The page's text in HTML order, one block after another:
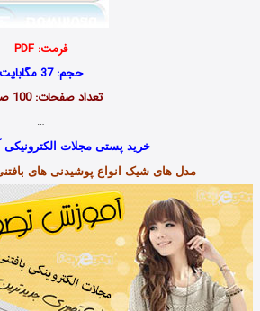
فرمت: PDF
حجم: 37 مگابایت
تعداد صفحات: 100 صفحه
…
خرید پستی مجلات الکترونیکی
مدل های شیک انواع پوشیدنی های بافتنی